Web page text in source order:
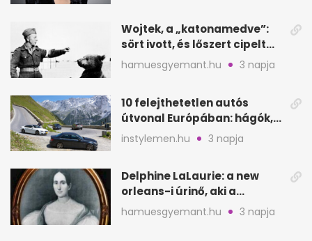
Wojtek, a „katonamedve”:
sört ivott, és lőszert cipelt
Monte Cassinónál
hamuesgyemant.hu 3 napja
10 felejthetetlen autós
útvonal Európában: hágók,
partok, fjordok
instylemen.hu 3 napja
Delphine LaLaurie: a new
orleans-i úrinő, aki a
padláson kínzott
hamuesgyemant.hu 3 napja